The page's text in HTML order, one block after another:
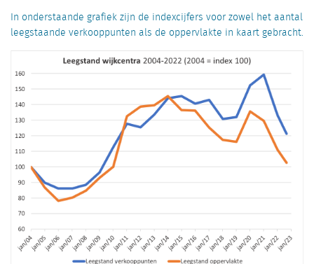
In onderstaande grafiek zijn de indexcijfers voor zowel het aantal
leegstaande verkooppunten als de oppervlakte in kaart gebracht.